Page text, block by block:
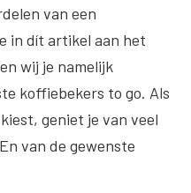
van een
in dít artikel aan het
wij je namelijk
koffiebekers to go. Als
geniet je van veel
van de gewenste